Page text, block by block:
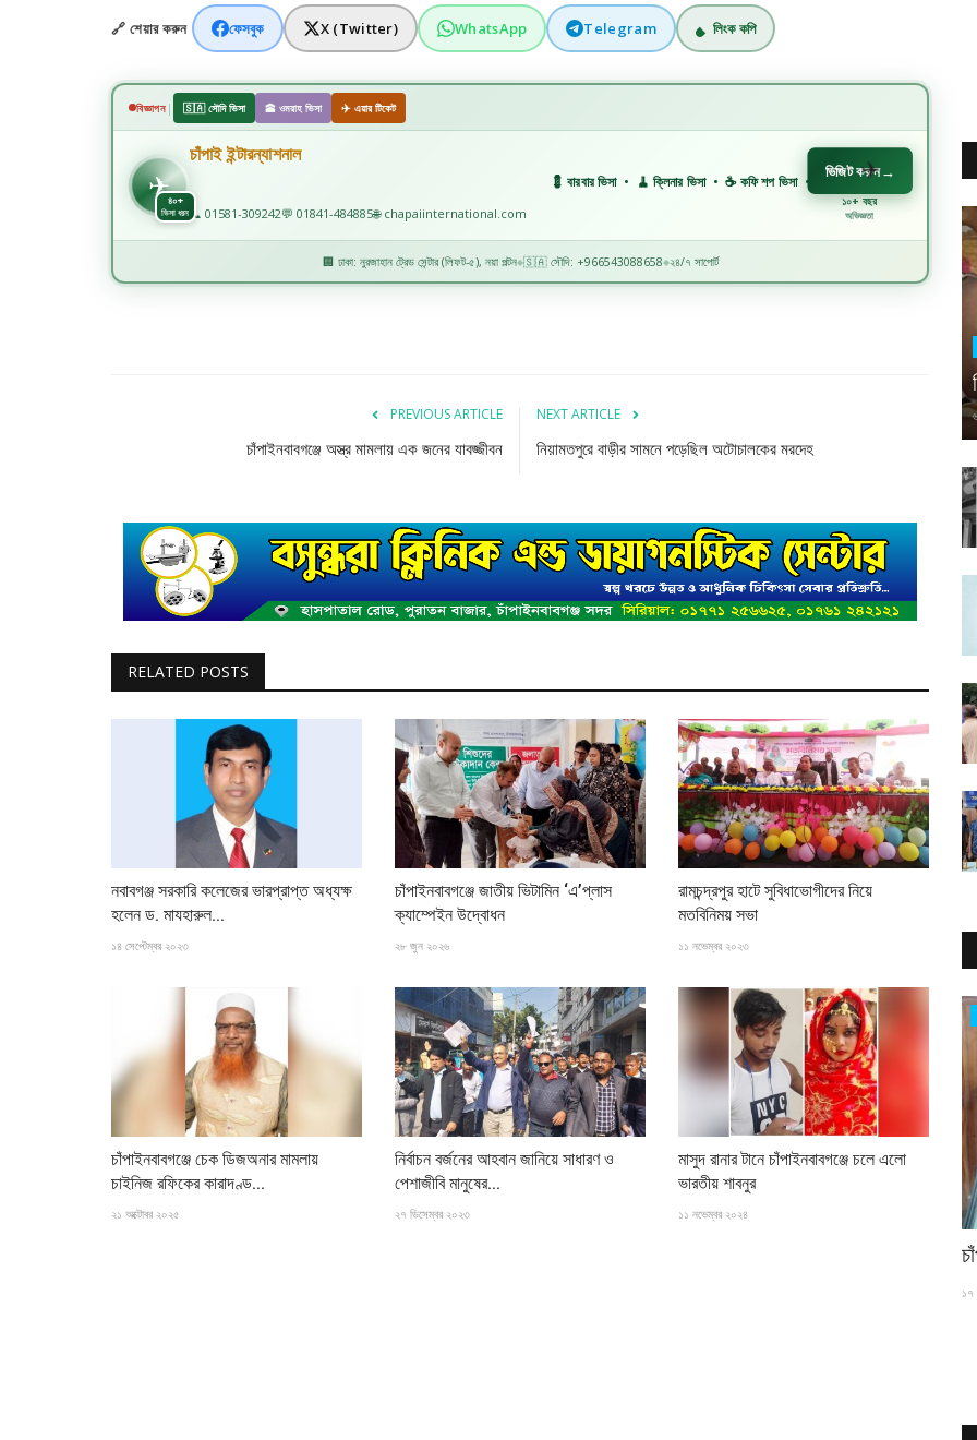
🔗 শেয়ার করুন ফেসবুক X (Twitter) WhatsApp Telegram লিংক কপি
বিজ্ঞাপন | 🇸🇦 সৌদি ভিসা 🕋 ওমরাহ ভিসা ✈️ এয়ার টিকেট
✈৪০+
ভিসা ধরন
চাঁপাই ইন্টারন্যাশনাল
💈 বারবার ভিসা • 🧹 ক্লিনার ভিসা • ☕ কফি শপ ভিসা • 🏗️ কনস্ট্রাকশন ভিসা • 🏭 ফ্যাক্টরি ভিসা
📞 01581-309242💬 01841-484885🌐 chapaiinternational.com
ভিজিট করুন →
১০+ বছর
অভিজ্ঞতা
🏢 ঢাকা: নুরজাহান ট্রেড সেন্টার (লিফট-৫), নয়া পল্টন◆🇸🇦 সৌদি: +966543088658◆২৪/৭ সাপোর্ট
PREVIOUS ARTICLE
চাঁপাইনবাবগঞ্জে অস্ত্র মামলায় এক জনের যাবজ্জীবন
NEXT ARTICLE
নিয়ামতপুরে বাড়ীর সামনে পড়েছিল অটোচালকের মরদেহ
RELATED POSTS
নবাবগঞ্জ সরকারি কলেজের ভারপ্রাপ্ত অধ্যক্ষ
হলেন ড. মাযহারুল...
১৪ সেপ্টেম্বর ২০২৩
চাঁপাইনবাবগঞ্জে জাতীয় ভিটামিন ‘এ’প্লাস
ক্যাম্পেইন উদ্বোধন
২৮ জুন ২০২৬
রামচন্দ্রপুর হাটে সুবিধাভোগীদের নিয়ে
মতবিনিময় সভা
১১ নভেম্বর ২০২৩
চাঁপাইনবাবগঞ্জে চেক ডিজঅনার মামলায়
চাইনিজ রফিকের কারাদণ্ড...
২১ অক্টোবর ২০২৫
নির্বাচন বর্জনের আহবান জানিয়ে সাধারণ ও
পেশাজীবি মানুষের...
২৭ ডিসেম্বর ২০২৩
মাসুদ রানার টানে চাঁপাইনবাবগঞ্জে চলে এলো
ভারতীয় শাবনুর
১১ নভেম্বর ২০২৪
বিনোদন চাঁপাইনবাবগঞ্জ সীমান্ত
১৭